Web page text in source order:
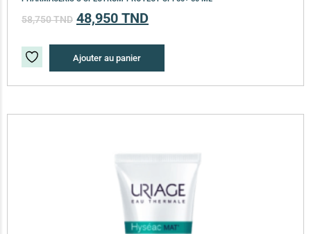
58,750TND 48,950 TND
Ajouter au panier